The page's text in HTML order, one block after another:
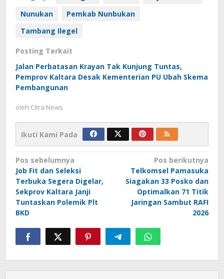
Nunukan
Pemkab Nunbukan
Tambang Ilegel
Posting Terkait
Jalan Perbatasan Krayan Tak Kunjung Tuntas,
Pemprov Kaltara Desak Kementerian PU Ubah Skema
Pembangunan
oleh Citra News
Ikuti Kami Pada
Navigasi
pos
Pos sebelumnya
Job Fit dan Seleksi
Terbuka Segera Digelar,
Sekprov Kaltara Janji
Tuntaskan Polemik Plt
BKD
Pos berikutnya
Telkomsel Pamasuka
Siagakan 33 Posko dan
Optimalkan 71 Titik
Jaringan Sambut RAFI
2026